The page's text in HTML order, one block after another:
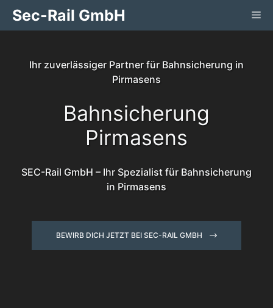
Zum
InhaltSec-Rail GmbH
Ihr zuverlässiger Partner für Bahnsicherung in
Pirmasens
Bahnsicherung
Pirmasens
SEC-Rail GmbH – Ihr Spezialist für Bahnsicherung
in Pirmasens
BEWIRB DICH JETZT BEI SEC-RAIL GMBH